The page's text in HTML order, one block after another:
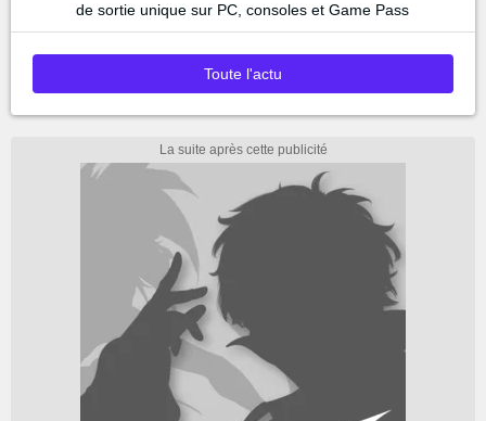
de sortie unique sur PC, consoles et Game Pass
Toute l'actu